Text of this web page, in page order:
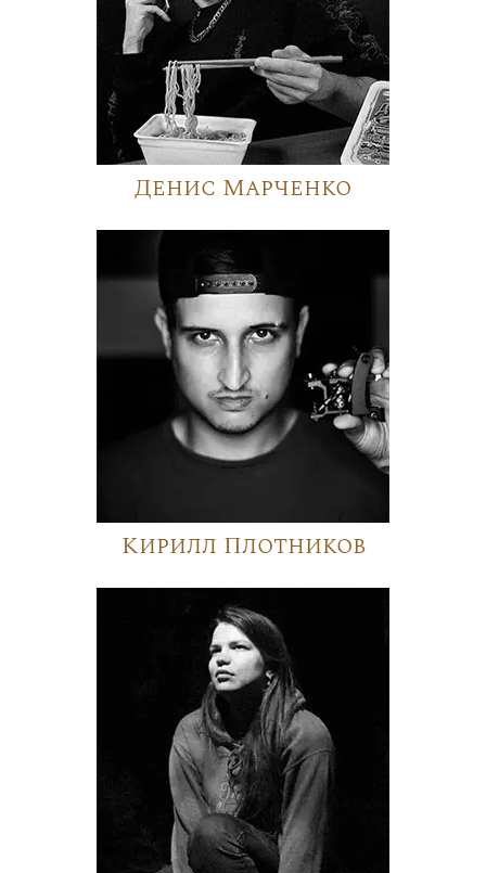
Денис Марченко
Кирилл Плотников